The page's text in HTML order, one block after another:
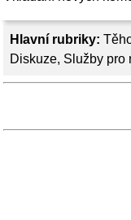
Hlavní rubriky:
Diskuze, Služby pro